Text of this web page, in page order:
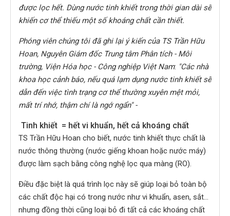
được lọc hết. Dùng nước tinh khiết trong thời gian dài sẽ
khiến cơ thể thiếu một số khoáng chất cần thiết.
Phóng viên chúng tôi đã ghi lại ý kiến của TS Trần Hữu
Hoan, Nguyên Giám đốc Trung tâm Phân tích - Môi
trường, Viện Hóa học - Công nghiệp Việt Nam: "Các nhà
khoa học cảnh báo, nếu quá lạm dụng nước tinh khiết sẽ
dẫn đến việc tình trạng cơ thể thường xuyên mệt mỏi,
mất trí nhớ, thậm chí là ngớ ngẩn" -
Tinh khiết = hết vi khuẩn, hết cả khoáng chất
TS Trần Hữu Hoan cho biết, nước tinh khiết thực chất là
nước thông thường (nước giếng khoan hoặc nước máy)
được làm sạch bằng công nghệ lọc qua màng (RO).
Điều đặc biệt là quá trình lọc này sẽ giúp loại bỏ toàn bộ
các chất độc hại có trong nước như vi khuẩn, asen, sắt…
nhưng đồng thời cũng loại bỏ đi tất cả các khoáng chất